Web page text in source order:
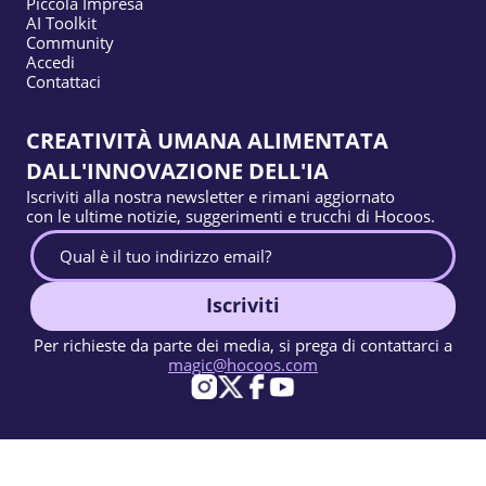
AI Toolkit
Community
Accedi
Contattaci
CREATIVITÀ UMANA ALIMENTATA
DALL'INNOVAZIONE DELL'IA
Iscriviti alla nostra newsletter e rimani aggiornato
con le ultime notizie, suggerimenti e trucchi di Hocoos.
Iscriviti
Per richieste da parte dei media, si prega di contattarci a
magic@hocoos.com